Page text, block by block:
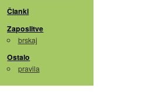
Članki
Zaposlitve
brskaj
Ostalo
pravila